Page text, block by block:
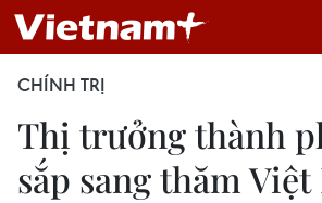
CHÍNH TRỊ
Thị trưởng thành
sắp sang thăm Việt